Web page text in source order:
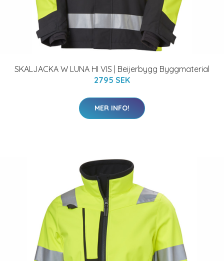
SKALJACKA W LUNA HI VIS | Beijerbygg Byggmaterial
2795 SEK
MER INFO!